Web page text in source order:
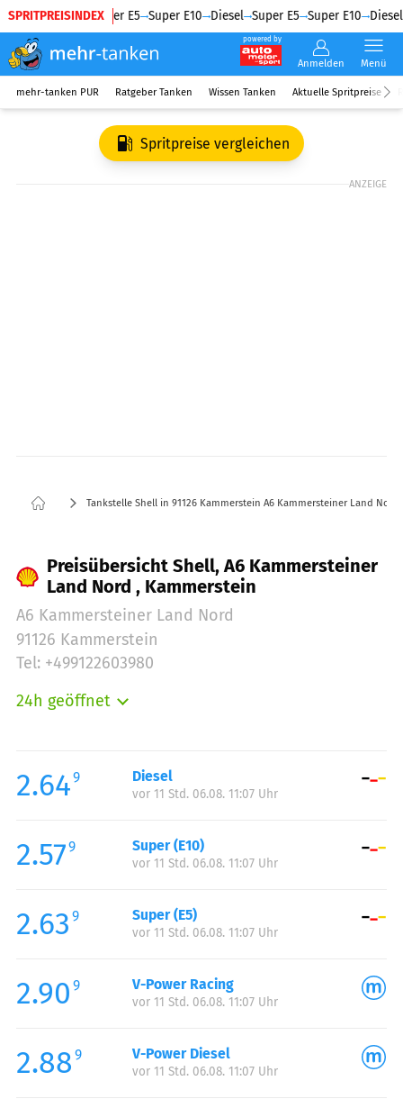
SPRITPREISINDEX
Diesel Super E5 Super E10 Diesel Super E5 Super E10 Diesel
powered by
Anmelden Menü
mehr-tanken PUR Ratgeber Tanken Wissen Tanken Aktuelle Spritpreise
Spritpreise vergleichen
ANZEIGE
Tankstelle Shell in 91126 Kammerstein A6 Kammersteiner Land Nord
Preisübersicht Shell, A6 Kammersteiner
Land Nord , Kammerstein
A6 Kammersteiner Land Nord
91126 Kammerstein
Tel: +499122603980
24h geöffnet
Mittwoch:
00:00-24:00
Donnerstag:
Samstag:
00:00-24:00
Sonntag:
2.649 Diesel
vor 11 Std. 06.08. 11:07 Uhr
2.579 Super (E10)
vor 11 Std. 06.08. 11:07 Uhr
2.63 9 Super (E5)
vor 11 Std. 06.08. 11:07 Uhr
2.90 9 V-Power Racing
vor 11 Std. 06.08. 11:07 Uhr
2.88 9 V-Power Diesel
vor 11 Std. 06.08. 11:07 Uhr